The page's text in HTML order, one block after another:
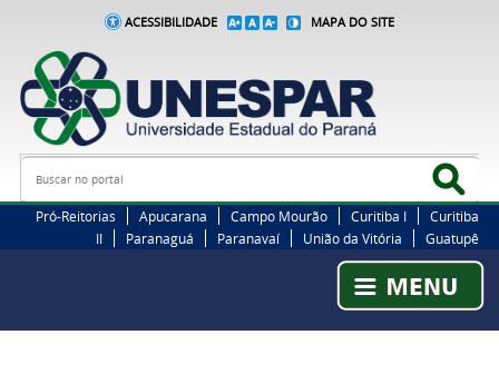
ACESSIBILIDADE MAPA DO SITE
Busca
Pró-Reitorias Apucarana Campo Mourão Curitiba I
Curitiba
II
Paranaguá Paranavaí União da Vitória Guatupê